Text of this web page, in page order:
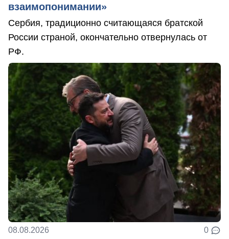
взаимопонимании»
Сербия, традиционно считающаяся братской
России страной, окончательно отвернулась от
РФ.
08.08.2026 0